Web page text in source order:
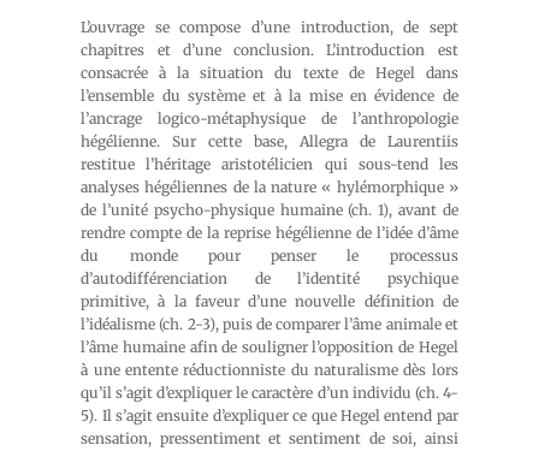
L’ouvrage se compose d’une introduction, de sept
chapitres et d’une conclusion. L’introduction est
consacrée à la situation du texte de Hegel dans
l’ensemble du système et à la mise en évidence de
l’ancrage logico-métaphysique de l’anthropologie
hégélienne. Sur cette base, Allegra de Laurentiis
restitue l’héritage aristotélicien qui sous-tend les
analyses hégéliennes de la nature « hylémorphique »
de l’unité psycho-physique humaine (ch. 1), avant de
rendre compte de la reprise hégélienne de l’idée d’âme
du monde pour penser le processus
d’autodifférenciation de l’identité psychique
primitive, à la faveur d’une nouvelle définition de
l’idéalisme (ch. 2-3), puis de comparer l’âme animale et
l’âme humaine afin de souligner l’opposition de Hegel
à une entente réductionniste du naturalisme dès lors
qu’il s’agit d’expliquer le caractère d’un individu (ch. 4-
5). Il s’agit ensuite d’expliquer ce que Hegel entend par
sensation, pressentiment et sentiment de soi, ainsi